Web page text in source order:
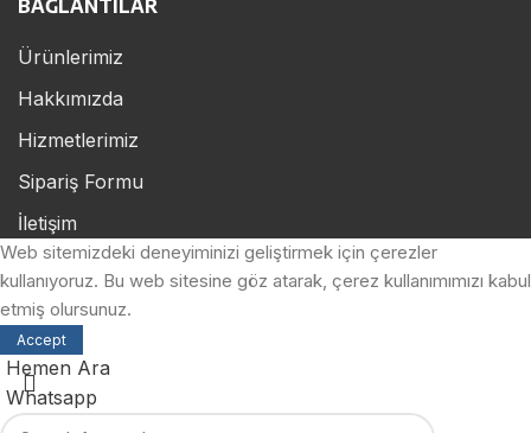
BAĞLANTILAR
Ürünlerimiz
Hakkımızda
Hizmetlerimiz
Sipariş Formu
İletişim
Web sitemizdeki deneyiminizi geliştirmek için çerezler
kullanıyoruz. Bu web sitesine göz atarak, çerez kullanımımızı kabul
etmiş olursunuz.
Accept
Hemen Ara
Whatsapp